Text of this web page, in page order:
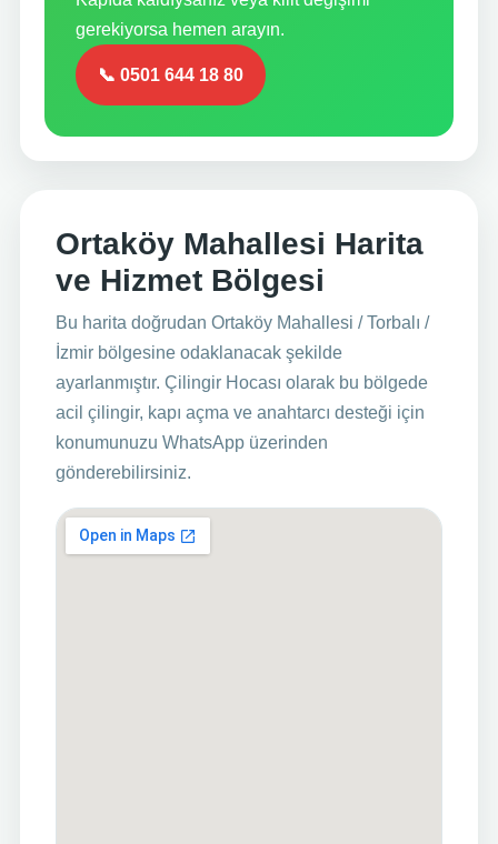
gerekiyorsa hemen arayın.
📞 0501 644 18 80
Ortaköy Mahallesi Harita
ve Hizmet Bölgesi
Bu harita doğrudan Ortaköy Mahallesi / Torbalı /
İzmir bölgesine odaklanacak şekilde
ayarlanmıştır. Çilingir Hocası olarak bu bölgede
acil çilingir, kapı açma ve anahtarcı desteği için
konumunuzu WhatsApp üzerinden
gönderebilirsiniz.